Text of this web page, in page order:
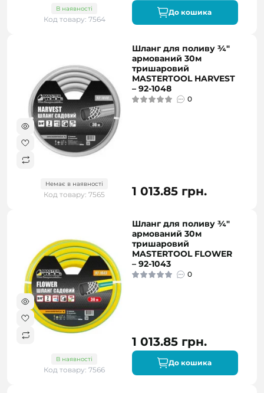
В наявності
Код товару: 7564
До кошика
Немає в наявності
Код товару: 7565
Шланг для поливу ¾"
армований 30м
тришаровий
MASTERTOOL HARVEST
– 92-1048
0
1 013.85 грн.
В наявності
Код товару: 7566
Шланг для поливу ¾"
армований 30м
тришаровий
MASTERTOOL FLOWER
– 92-1043
0
1 013.85 грн.
До кошика